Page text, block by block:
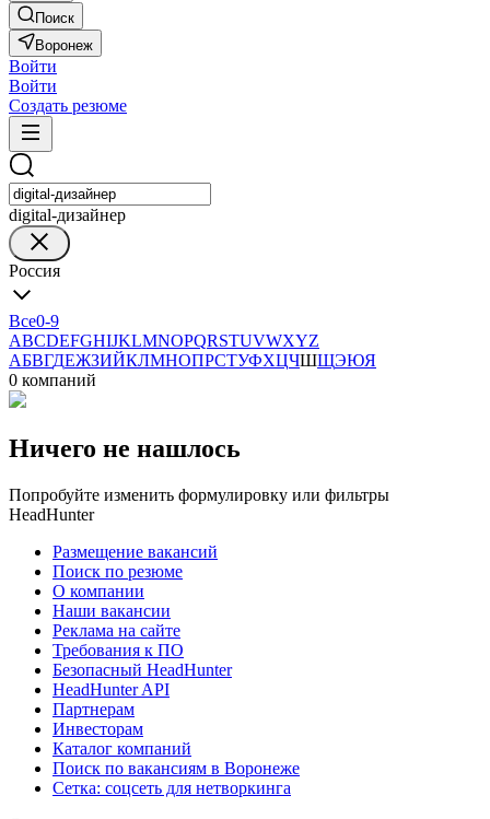
Поиск
Воронеж
Войти
Войти
Создать резюме
digital-дизайнер
Россия
Все0-9
ABCDEFGHIJKLMNOPQRSTUVWXYZ
АБВГДЕЖЗИЙКЛМНОПРСТУФХЦЧШЩЭЮЯ
0 компаний
Ничего не нашлось
Попробуйте изменить формулировку или фильтры
HeadHunter
Размещение вакансий
Поиск по резюме
О компании
Наши вакансии
Реклама на сайте
Требования к ПО
Безопасный HeadHunter
HeadHunter API
Партнерам
Инвесторам
Каталог компаний
Поиск по вакансиям в Воронеже
Сетка: соцсеть для нетворкинга